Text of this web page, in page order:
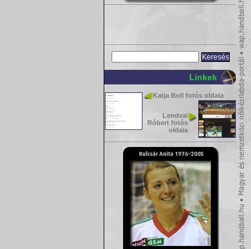
Linkek
Katja Boll fotós oldala
Lendvai
Róbert fotós
oldala